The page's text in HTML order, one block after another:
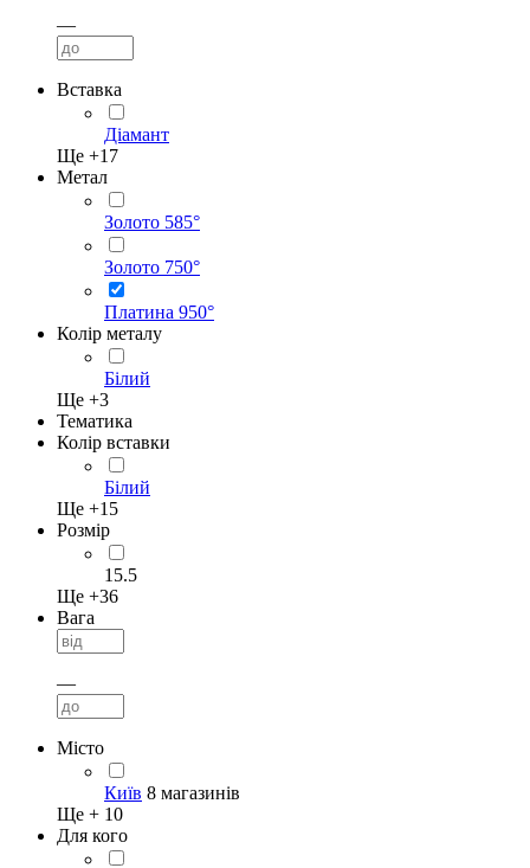
—
Вставка
Діамант
Ще +17
Метал
Золото 585°
Золото 750°
Платина 950°
Колір металу
Білий
Ще +3
Тематика
Колір вставки
Білий
Ще +15
Розмір
15.5
Ще +36
Вага
—
Місто
Київ 8 магазинів
Ще + 10
Для кого